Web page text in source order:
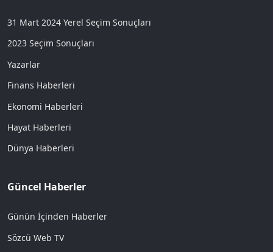
31 Mart 2024 Yerel Seçim Sonuçları
2023 Seçim Sonuçları
Yazarlar
Finans Haberleri
Ekonomi Haberleri
Hayat Haberleri
Dünya Haberleri
Güncel Haberler
Günün İçinden Haberler
Sözcü Web TV